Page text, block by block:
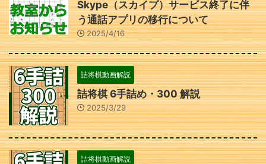
Skype（スカイプ）サービス終了に伴
う通話アプリの移行について
2025/4/16
詰将棋動画解説
詰将棋 6手詰め・300 解説
2025/3/29
詰将棋動画解説